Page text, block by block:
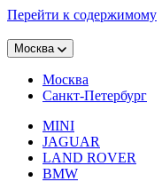
Перейти к содержимому
Москва
Москва
Санкт-Петербург
MINI
JAGUAR
LAND ROVER
BMW